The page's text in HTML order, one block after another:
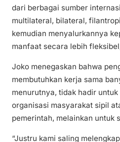
dari berbagai sumber
multilateral, bilateral,
kemudian menyalurkannya
manfaat secara lebih
Joko menegaskan bahwa
membutuhkan kerja sama
menurutnya, tidak hadir
organisasi masyarakat sipil
pemerintah, melainkan untuk
“Justru kami saling